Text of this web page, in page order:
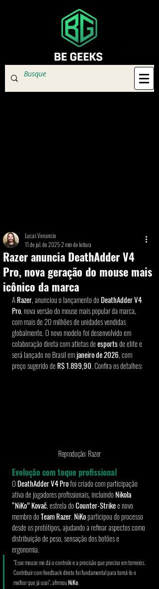
Razer anuncia DeathAdder V4
Pro, nova geração do mouse mais
icônico da marca
Lucas Venancio
11 de jul. de 20252 min de leitura
A Razer, anunciou o lançamento do DeathAdder V4
Pro, nova versão do mouse mais popular da marca,
com mais de 20 milhões de unidades vendidas
globalmente. O novo modelo foi desenvolvido em
colaboração direta com atletas de esports de elite e
será lançado no Brasil em janeiro de 2026, com
preço sugerido de R$ 1.899,90. Confira os detalhes:
Reprodução: Razer
Evolução com toque profissional
O DeathAdder V4 Pro foi criado com participação
ativa de jogadores profissionais, incluindo Nikola
“NiKo” Kovač, estrela do Counter-Strike e novo
membro do Team Razer. NiKo participou do processo
desde os protótipos, ajudando a refinar aspectos como
distribuição de peso, sensação dos botões e
ergonomia.
“Esse mouse me dá o controle e a precisão que preciso em torneios.
Contribuir com feedback direto foi fundamental para torná-lo o
melhor que já usei”, afirmou NiKo.